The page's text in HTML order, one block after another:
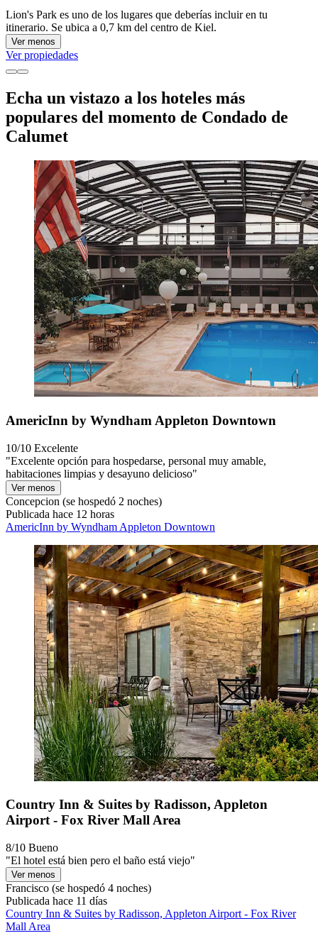
Lion's Park es uno de los lugares que deberías incluir en tu
itinerario. Se ubica a 0,7 km del centro de Kiel.
Ver menos
Ver propiedades
Echa un vistazo a los hoteles más
populares del momento de Condado de
Calumet
AmericInn by Wyndham Appleton Downtown
10/10 Excelente
"Excelente opción para hospedarse, personal muy amable,
habitaciones limpias y desayuno delicioso"
Ver menos
Concepcion (se hospedó 2 noches)
Publicada hace 12 horas
AmericInn by Wyndham Appleton Downtown
Country Inn & Suites by Radisson, Appleton
Airport - Fox River Mall Area
8/10 Bueno
"El hotel está bien pero el baño está viejo"
Ver menos
Francisco (se hospedó 4 noches)
Publicada hace 11 días
Country Inn & Suites by Radisson, Appleton Airport - Fox River
Mall Area